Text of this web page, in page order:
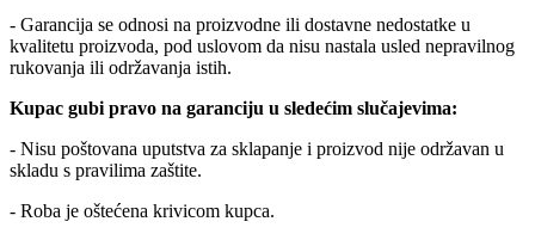
- Garancija se odnosi na proizvodne ili dostavne nedostatke u
kvalitetu proizvoda, pod uslovom da nisu nastala usled nepravilnog
rukovanja ili održavanja istih.
Kupac gubi pravo na garanciju u sledećim slučajevima:
- Nisu poštovana uputstva za sklapanje i proizvod nije održavan u
skladu s pravilima zaštite.
- Roba je oštećena krivicom kupca.